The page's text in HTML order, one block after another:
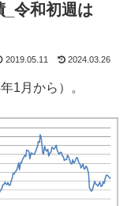
_令和初週は
2019.05.11 2024.03.26
1月から）。